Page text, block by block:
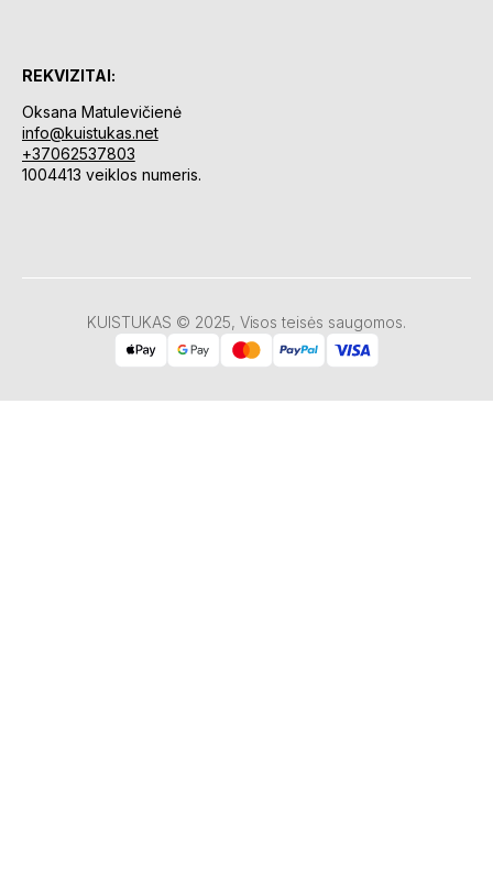
REKVIZITAI:
Oksana Matulevičienė
info@kuistukas.net
+37062537803
1004413 veiklos numeris.
KUISTUKAS © 2025, Visos teisės saugomos.